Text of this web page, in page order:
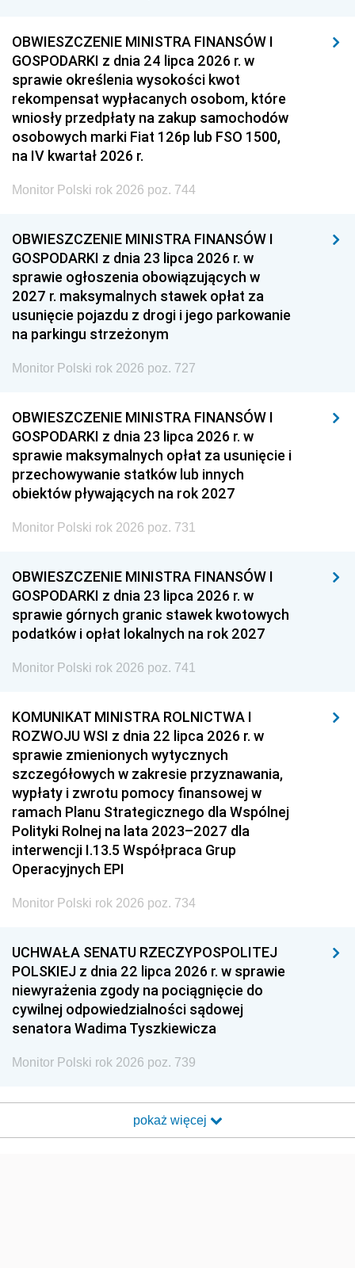
OBWIESZCZENIE MINISTRA FINANSÓW I
GOSPODARKI z dnia 24 lipca 2026 r. w
sprawie określenia wysokości kwot
rekompensat wypłacanych osobom, które
wniosły przedpłaty na zakup samochodów
osobowych marki Fiat 126p lub FSO 1500,
na IV kwartał 2026 r.
Monitor Polski rok 2026 poz. 744
OBWIESZCZENIE MINISTRA FINANSÓW I
GOSPODARKI z dnia 23 lipca 2026 r. w
sprawie ogłoszenia obowiązujących w
2027 r. maksymalnych stawek opłat za
usunięcie pojazdu z drogi i jego parkowanie
na parkingu strzeżonym
Monitor Polski rok 2026 poz. 727
OBWIESZCZENIE MINISTRA FINANSÓW I
GOSPODARKI z dnia 23 lipca 2026 r. w
sprawie maksymalnych opłat za usunięcie i
przechowywanie statków lub innych
obiektów pływających na rok 2027
Monitor Polski rok 2026 poz. 731
OBWIESZCZENIE MINISTRA FINANSÓW I
GOSPODARKI z dnia 23 lipca 2026 r. w
sprawie górnych granic stawek kwotowych
podatków i opłat lokalnych na rok 2027
Monitor Polski rok 2026 poz. 741
KOMUNIKAT MINISTRA ROLNICTWA I
ROZWOJU WSI z dnia 22 lipca 2026 r. w
sprawie zmienionych wytycznych
szczegółowych w zakresie przyznawania,
wypłaty i zwrotu pomocy finansowej w
ramach Planu Strategicznego dla Wspólnej
Polityki Rolnej na lata 2023–2027 dla
interwencji I.13.5 Współpraca Grup
Operacyjnych EPI
Monitor Polski rok 2026 poz. 734
UCHWAŁA SENATU RZECZYPOSPOLITEJ
POLSKIEJ z dnia 22 lipca 2026 r. w sprawie
niewyrażenia zgody na pociągnięcie do
cywilnej odpowiedzialności sądowej
senatora Wadima Tyszkiewicza
Monitor Polski rok 2026 poz. 739
pokaż więcej